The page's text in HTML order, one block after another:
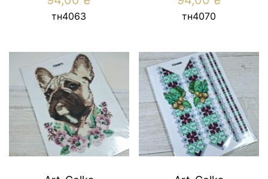
тн4063 тн4070